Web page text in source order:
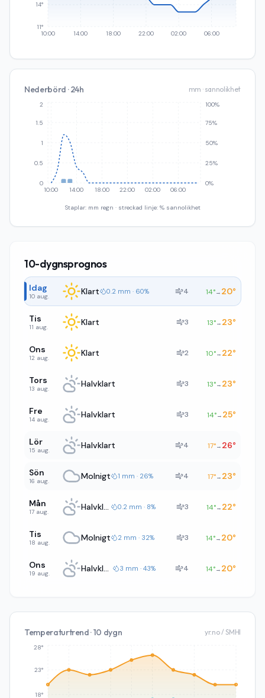
10:00 14:00 18:00 22:00 02:00 06:00
11°
14°
Nederbörd · 24h mm · sannolikhet
10:00 14:00 18:00 22:00 02:00 06:00
0
0.5
1
1.5
2
0%
25%
50%
75%
100%
Staplar: mm regn · streckad linje: % sannolikhet
10-dygnsprognos
Idag
10 aug. Klart 0.2 mm · 60% 4 14°→ 20°
Tis
11 aug. Klart 3 13°→ 23°
Ons
12 aug. Klart 2 10°→ 22°
Tors
13 aug. Halvklart 3 13°→ 23°
Fre
14 aug. Halvklart 3 14°→ 25°
Lör
15 aug. Halvklart 4 17°→ 26°
Sön
16 aug. Molnigt 1 mm · 26% 4 17°→ 23°
Mån
17 aug. Halvklart 0.2 mm · 8% 3 14°→ 22°
Tis
18 aug. Molnigt 2 mm · 32% 3 14°→ 20°
Ons
19 aug. Halvklart 3 mm · 43% 4 14°→ 20°
Temperaturtrend · 10 dygn yr.no / SMHI
18°
23°
28°